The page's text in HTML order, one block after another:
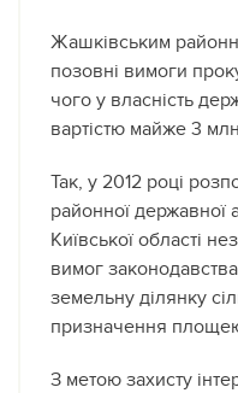
Жашківським
позовні вимоги
чого у власність
вартістю майже 3
Так, у 2012 році
районної державної
Київської області
вимог
земельну ділянку
призначення
З метою захисту